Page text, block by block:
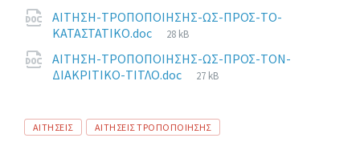
ΑΙΤΗΣΗ-ΤΡΟΠΟΠΟΙΗΣΗΣ-ΩΣ-ΠΡΟΣ-ΤΟ-
ΚΑΤΑΣΤΑΤΙΚΟ.doc
File
28 kB
ΑΙΤΗΣΗ-ΤΡΟΠΟΠΟΙΗΣΗΣ-ΩΣ-ΠΡΟΣ-ΤΟΝ-
ΔΙΑΚΡΙΤΙΚΟ-ΤΙΤΛΟ.doc
File
27 kB
Tags
ΑΙΤΗΣΕΙΣ ΑΙΤΗΣΕΙΣ ΤΡΟΠΟΠΟΙΗΣΗΣ